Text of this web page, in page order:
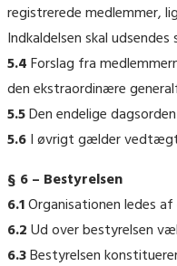
registrerede medlemmer,
Indkaldelsen skal
5.4Forslag fra
den ekstraordinære
5.5Den endelige
5.6I øvrigt gælder
§ 6 – Bestyrelsen
6.1Organisationen ledes
6.2Ud over bestyrelsen
6.3Bestyrelsen